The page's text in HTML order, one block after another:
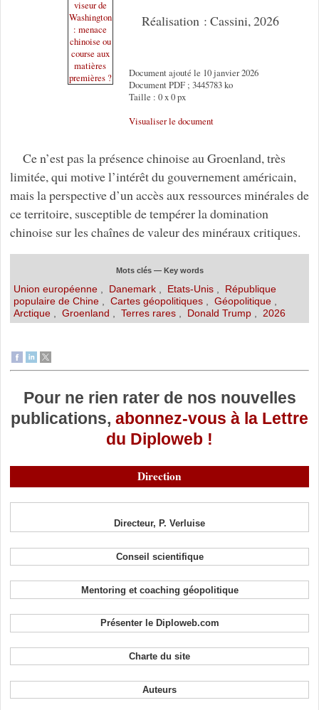
Réalisation : Cassini, 2026
Document ajouté le 10 janvier 2026
Document PDF ; 3445783 ko
Taille : 0 x 0 px
Visualiser le document
Ce n’est pas la présence chinoise au Groenland, très
limitée, qui motive l’intérêt du gouvernement américain,
mais la perspective d’un accès aux ressources minérales de
ce territoire, susceptible de tempérer la domination
chinoise sur les chaînes de valeur des minéraux critiques.
Mots clés — Key words
Union européenne, Danemark Etats-Unis, République
populaire de Chine
Cartes géopolitiques, Géopolitique,
Arctique
Groenland Terres rares, Donald Trump, 2026
Pour ne rien rater de nos nouvelles
publications, abonnez-vous à la Lettre
du Diploweb !
Direction
Directeur, P. Verluise
Conseil scientifique
Mentoring et coaching géopolitique
Présenter le Diploweb.com
Charte du site
Auteurs